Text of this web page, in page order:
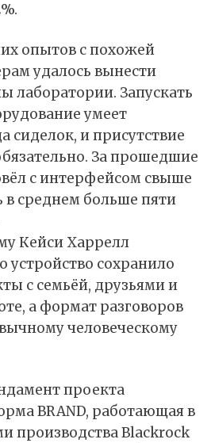
опытов с похожей
удалось вынести
лаборатории. Запускать
умеет
сиделок, и присутствие
За прошедшие
с интерфейсом свыше
в среднем больше пяти
Кейси Харрелл
устройство сохранило
с семьёй, друзьями и
а формат разговоров
человеческому
проекта
BRAND, работающая в
производства Blackrock